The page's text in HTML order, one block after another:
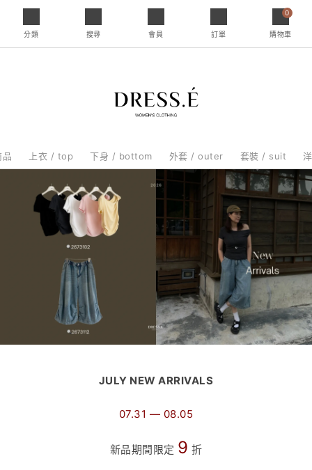
分類 搜尋 會員 訂單
0
購物車
品 上衣 / top 下身 / bottom 外套 / outer 套裝 / suit
JULY NEW ARRIVALS
07.31 — 08.05
新品期間限定 9 折